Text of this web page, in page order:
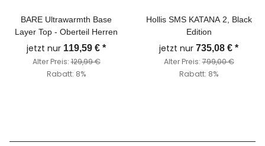
BARE Ultrawarmth Base
Layer Top - Oberteil Herren
jetzt nur 119,59 € *
Alter Preis:129,99 €
Rabatt: 8%
Hollis SMS KATANA 2, Black
Edition
jetzt nur 735,08 € *
Alter Preis:799,00 €
Rabatt: 8%